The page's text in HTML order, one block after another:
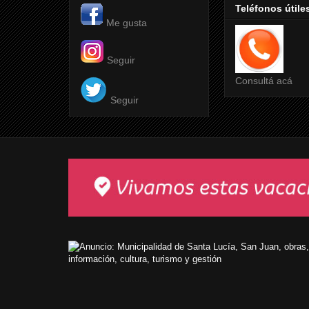
Me gusta
Seguir
Seguir
Teléfonos
Consultá acá